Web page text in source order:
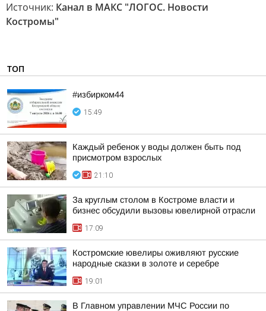
Источник: Канал в МАКС "ЛОГОС. Новости
Костромы"
ТОП
#избирком44
15:49
Каждый ребенок у воды должен быть под
присмотром взрослых
21:10
За круглым столом в Костроме власти и
бизнес обсудили вызовы ювелирной отрасли
17:09
Костромские ювелиры оживляют русские
народные сказки в золоте и серебре
19:01
В Главном управлении МЧС России по